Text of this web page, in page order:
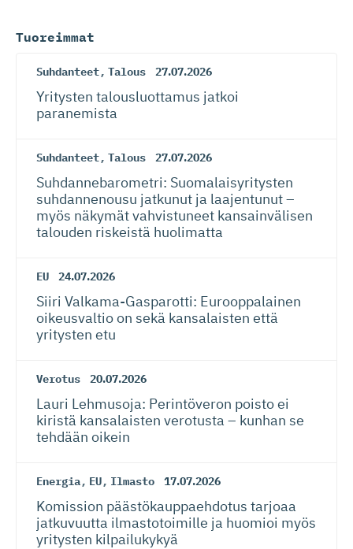
Tuoreimmat
Suhdanteet, Talous 27.07.2026
Yritysten talousluottamus jatkoi
paranemista
Suhdanteet, Talous 27.07.2026
Suhdanneba­ro­metri: Suomalaisy­ri­tysten
suhdannenousu jatkunut ja laajentunut –
myös näkymät vahvistuneet kansainvälisen
talouden riskeistä huolimatta
EU 24.07.2026
Siiri Valkama-Gas­pa­rotti: Eurooppalainen
oikeusvaltio on sekä kansalaisten että
yritysten etu
Verotus 20.07.2026
Lauri Lehmusoja: Perintöveron poisto ei
kiristä kansalaisten verotusta – kunhan se
tehdään oikein
Energia, EU, Ilmasto 17.07.2026
Komission päästökaup­paehdotus tarjoaa
jatkuvuutta ilmastotoimille ja huomioi myös
yritysten kilpailukykyä